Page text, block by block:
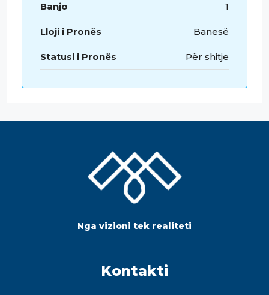
Banjo 1
Lloji i Pronës Banesë
Statusi i Pronës Për shitje
Nga vizioni tek realiteti
Kontakti